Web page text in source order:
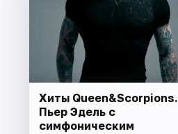
Хиты Queen&Scorpions.
Пьер Эдель с
симфоническим